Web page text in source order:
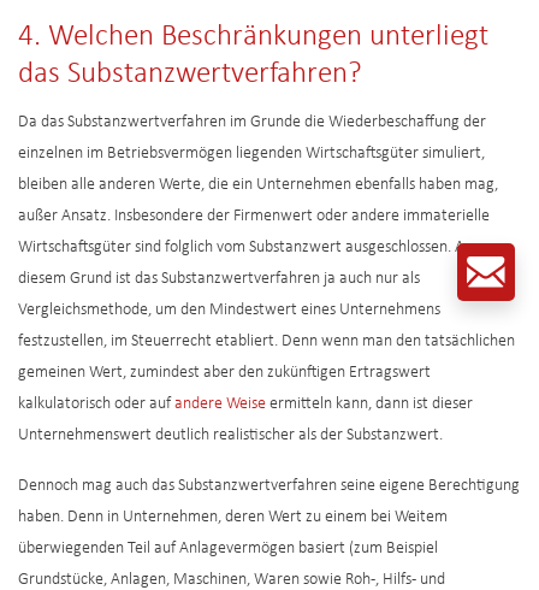
4. Welchen Beschränkungen unterliegt
das Substanzwertverfahren?
Da das Substanzwertverfahren im Grunde die Wiederbeschaffung der
einzelnen im Betriebsvermögen liegenden Wirtschaftsgüter simuliert,
bleiben alle anderen Werte, die ein Unternehmen ebenfalls haben mag,
außer Ansatz. Insbesondere der Firmenwert oder andere immaterielle
Wirtschaftsgüter sind folglich vom Substanzwert ausgeschlossen. Aus
diesem Grund ist das Substanzwertverfahren ja auch nur als
Vergleichsmethode, um den Mindestwert eines Unternehmens
festzustellen, im Steuerrecht etabliert. Denn wenn man den tatsächlichen
gemeinen Wert, zumindest aber den zukünftigen Ertragswert
kalkulatorisch oder aufandere Weise ermitteln kann, dann ist dieser
Unternehmenswert deutlich realistischer als der Substanzwert.
Dennoch mag auch das Substanzwertverfahren seine eigene Berechtigung
haben. Denn in Unternehmen, deren Wert zu einem bei Weitem
überwiegenden Teil auf Anlagevermögen basiert (zum Beispiel
Grundstücke, Anlagen, Maschinen, Waren sowie Roh-, Hilfs- und